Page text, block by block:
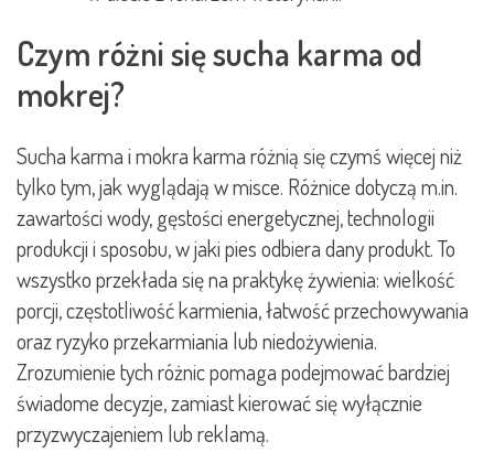
Czym różni się sucha karma od
mokrej?
Sucha karma i mokra karma różnią się czymś więcej niż
tylko tym, jak wyglądają w misce. Różnice dotyczą m.in.
zawartości wody, gęstości energetycznej, technologii
produkcji i sposobu, w jaki pies odbiera dany produkt. To
wszystko przekłada się na praktykę żywienia: wielkość
porcji, częstotliwość karmienia, łatwość przechowywania
oraz ryzyko przekarmiania lub niedożywienia.
Zrozumienie tych różnic pomaga podejmować bardziej
świadome decyzje, zamiast kierować się wyłącznie
przyzwyczajeniem lub reklamą.